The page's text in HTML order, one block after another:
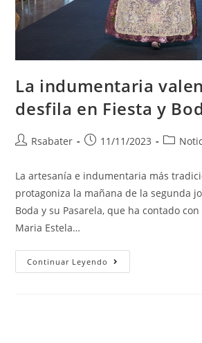
La indumentaria
desfila en Fiesta y
Rsabater 11/11/2023
La artesanía e indumentaria más
protagoniza la mañana de la segunda
Boda y su Pasarela, que ha contado
Maria Estela…
Continuar Leyendo